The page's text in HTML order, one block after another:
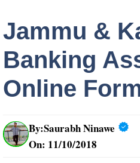
Jammu &
Banking
Online
By:Saurabh Ninawe
On: 11/10/2018